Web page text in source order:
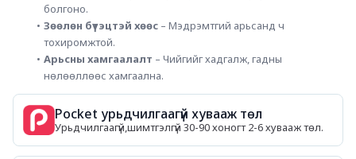
болгоно.
Зөөлөн бүтэцтэй хөөс – Мэдрэмтгий арьсанд ч
тохиромжтой.
Арьсны хамгаалалт – Чийгийг хадгалж, гадны
нөлөөллөөс хамгаална.
Pocket урьдчилгаагүй хувааж төл
Урьдчилгаагүй,шимтгэлгүй 30-90 хоногт 2-6 хувааж төл.